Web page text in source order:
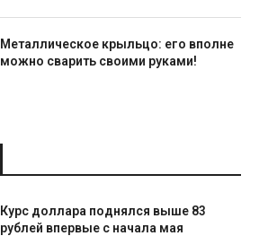
Металлическое крыльцо: его вполне
можно сварить своими руками!
Курс доллара поднялся выше 83
рублей впервые с начала мая